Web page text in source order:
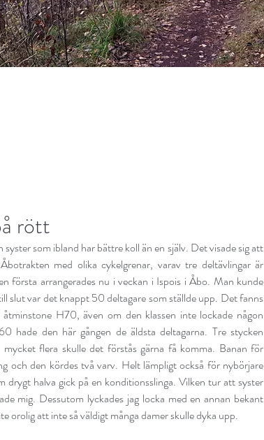
rött
som ibland har bättre koll än en själv. Det visade sig att
med olika cykelgrenar, varav tre deltävlingar är
första arrangerades nu i veckan i Ispois i Åbo. Man kunde
slut var det knappt 50 deltagare som ställde upp. Det fanns
H70, även om den klassen inte lockade någon
hade den här gången de äldsta deltagarna. Tre stycken
flera skulle det förstås gärna få komma. Banan för
och den kördes två varv. Helt lämpligt också för nybörjare
drygt halva gick på en konditionsslinga. Vilken tur att syster
mig. Dessutom lyckades jag locka med en annan bekant
orolig att inte så väldigt många damer skulle dyka upp.